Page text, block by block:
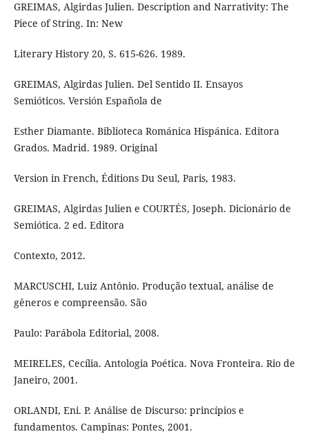
GREIMAS, Algirdas Julien. Description and Narrativity: The
Piece of String. In: New
Literary History 20, S. 615-626. 1989.
GREIMAS, Algirdas Julien. Del Sentido II. Ensayos
Semióticos. Versión Española de
Esther Diamante. Biblioteca Románica Hispánica. Editora
Grados. Madrid. 1989. Original
Version in French, Éditions Du Seul, Paris, 1983.
GREIMAS, Algirdas Julien e COURTÉS, Joseph. Dicionário de
Semiótica. 2 ed. Editora
Contexto, 2012.
MARCUSCHI, Luiz Antônio. Produção textual, análise de
gêneros e compreensão. São
Paulo: Parábola Editorial, 2008.
MEIRELES, Cecília. Antologia Poética. Nova Fronteira. Rio de
Janeiro, 2001.
ORLANDI, Eni. P. Análise de Discurso: princípios e
fundamentos. Campinas: Pontes, 2001.